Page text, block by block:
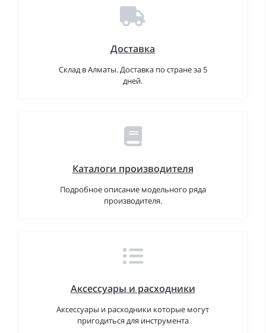
Доставка
Склад в Алматы. Доставка по стране за 5
дней.
Каталоги производителя
Подробное описание модельного ряда
производителя.
Аксессуары и расходники
Аксессуары и расходники которые могут
пригодиться для инструмента